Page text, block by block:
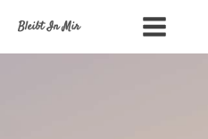
Bleibt In Mir